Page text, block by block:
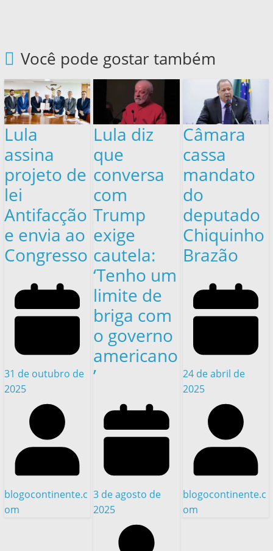
Você pode gostar também
Lula
assina
projeto de
lei
Antifacção
e envia ao
Congresso
31 de outubro de
2025
blogocontinente.c
om
Lula diz
que
conversa
com
Trump
exige
cautela:
‘Tenho um
limite de
briga com
o governo
americano
’
3 de agosto de
2025
Câmara
cassa
mandato
do
deputado
Chiquinho
Brazão
24 de abril de
2025
blogocontinente.c
om